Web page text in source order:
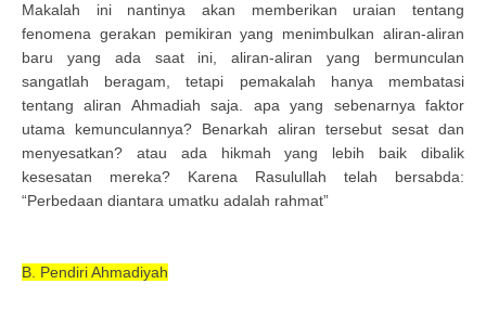
Makalah ini nantinya akan memberikan uraian tentang
fenomena gerakan pemikiran yang menimbulkan aliran-aliran
baru yang ada saat ini, aliran-aliran yang bermunculan
sangatlah beragam, tetapi pemakalah hanya membatasi
tentang aliran Ahmadiah saja. apa yang sebenarnya faktor
utama kemunculannya? Benarkah aliran tersebut sesat dan
menyesatkan? atau ada hikmah yang lebih baik dibalik
kesesatan mereka? Karena Rasulullah telah bersabda:
“Perbedaan diantara umatku adalah rahmat”
B. Pendiri Ahmadiyah